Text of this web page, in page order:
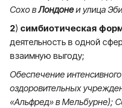
Сохо вЛондонеи улица
2) симбиотическая
деятельность в одной
взаимную выгоду;
Обеспечение
оздоровительных
«Альфред» в Мельбурне);